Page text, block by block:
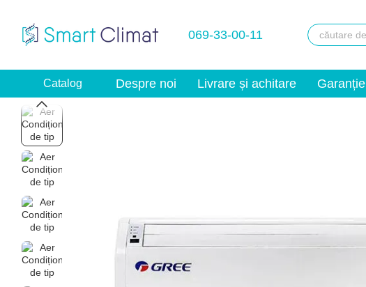
069-33-00-11
Catalog Despre noi Livrare și achitare Garanție